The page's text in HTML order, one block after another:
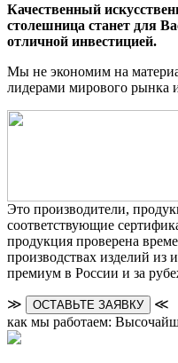
Качественный
столешница станет для
отличной инвестицией.
Мы не экономим на
лидерами мирового рынка
Это производители,
соответствующие
продукция проверена
производствах изделий из
премиум в России и за
≫ ОСТАВЬТЕ ЗАЯВКУ
≪
как мы работаем: